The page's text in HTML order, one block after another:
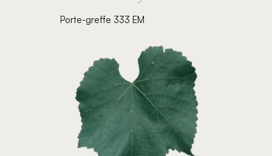
Porte-greffe 333 EM